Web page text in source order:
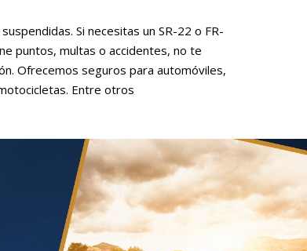
Si necesitas un SR-22 o FR-
puntos, multas o accidentes, no te
Ofrecemos seguros para automóviles,
Entre otros